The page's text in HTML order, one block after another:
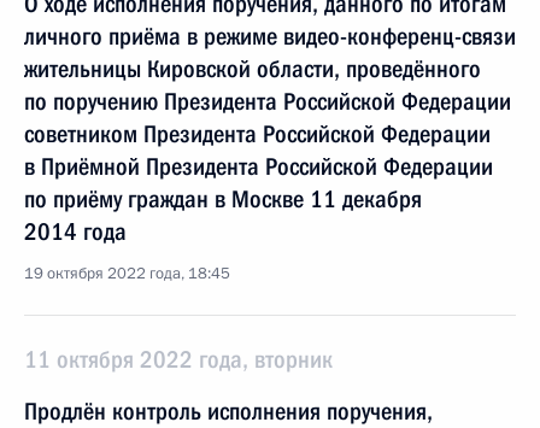
личного приёма в режиме видео-конференц-связи
жительницы Кировской области, проведённого
по поручению Президента Российской Федерации
советником Президента Российской Федерации
в Приёмной Президента Российской Федерации
по приёму граждан в Москве 11 декабря
2014 года
19 октября 2022 года, 18:45
11 октября 2022 года, вторник
Продлён контроль исполнения поручения,